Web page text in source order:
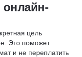
онлайн-
цель
Это поможет
и не переплатить